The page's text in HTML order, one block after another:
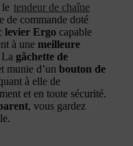
le tendeur de chaîne
de commande doté
levier Ergo capable
à une meilleure
La gâchette de
munie d’un bouton de
à elle de
et en toute sécurité.
, vous gardez